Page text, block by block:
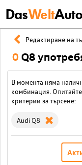
DasWelt
Редактиране на
0 Q8
В момента няма
комбинация.
критерии за търсене:
Audi Q8